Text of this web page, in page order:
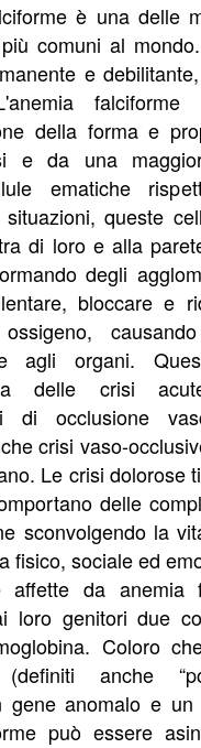
è una delle
comuni al
e
falciforme
della forma e
e da una
ematiche
situazioni, queste
di loro e alla
degli
bloccare e
agli organi.
delle crisi
di occlusione
crisi vaso-
Le crisi dolorose
delle
sconvolgendo la
fisico, sociale ed
affette da anemia
loro genitori due
Coloro
(definiti anche
gene anomalo e
può essere